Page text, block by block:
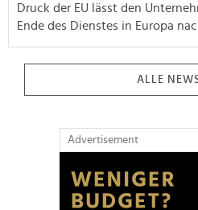
Druck der EU lässt den
Ende des Dienstes in Europa
ALLE
Advertisement